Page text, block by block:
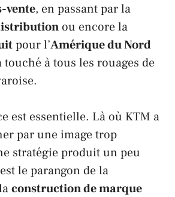
vente, en passant par la
ou encore la
pour l’Amérique du Nord
touché à tous les rouages de
est essentielle. Là où KTM a
par une image trop
stratégie produit un peu
est le parangon de la
construction de marque